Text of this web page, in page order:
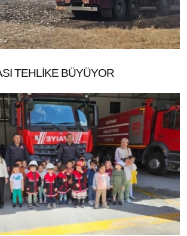
TEHLİKE BÜYÜYOR